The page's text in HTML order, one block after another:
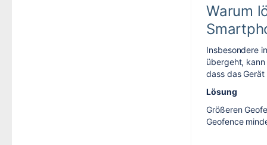
Warum
Insbesondere
übergeht,
dass das
Lösung
Größeren
Geofence